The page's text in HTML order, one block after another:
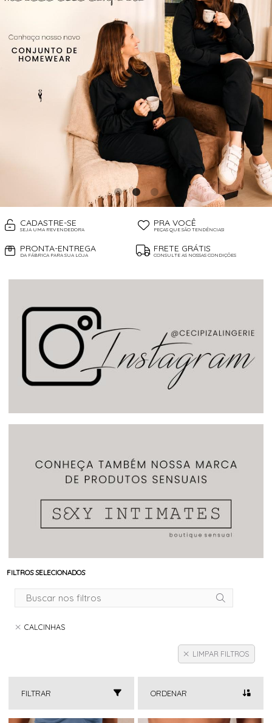
CADASTRE-SE
SEJA UMA REVENDEDORA
PRA VOCÊ
PEÇAS QUE SÃO TENDÊNCIAS!
PRONTA-ENTREGA
DA FÁBRICA PARA SUA LOJA
FRETE GRÁTIS
CONSULTE AS NOSSAS CONDIÇÕES
FILTROS SELECIONADOS
CALCINHAS
LIMPAR FILTROS
FILTRAR ORDENAR